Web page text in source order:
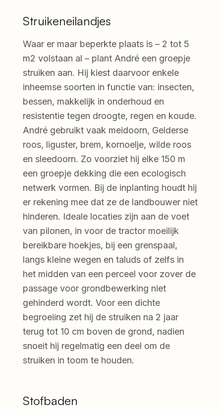
Struikeneilandjes
Waar er maar beperkte plaats is – 2 tot 5
m2 volstaan al – plant André een groepje
struiken aan. Hij kiest daarvoor enkele
inheemse soorten in functie van: insecten,
bessen, makkelijk in onderhoud en
resistentie tegen droogte, regen en koude.
André gebruikt vaak meidoorn, Gelderse
roos, liguster, brem, kornoelje, wilde roos
en sleedoorn. Zo voorziet hij elke 150 m
een groepje dekking die een ecologisch
netwerk vormen. Bij de inplanting houdt hij
er rekening mee dat ze de landbouwer niet
hinderen. Ideale locaties zijn aan de voet
van pilonen, in voor de tractor moeilijk
bereikbare hoekjes, bij een grenspaal,
langs kleine wegen en taluds of zelfs in
het midden van een perceel voor zover de
passage voor grondbewerking niet
gehinderd wordt. Voor een dichte
begroeiing zet hij de struiken na 2 jaar
terug tot 10 cm boven de grond, nadien
snoeit hij regelmatig een deel om de
struiken in toom te houden.
Stofbaden